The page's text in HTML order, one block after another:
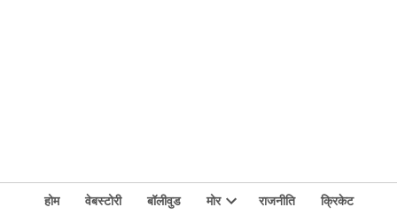
होम वेबस्टोरी बॉलीवुड मोर राजनीति
क्रिकेट